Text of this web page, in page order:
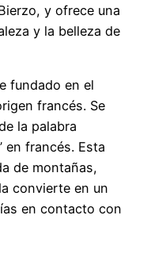
y ofrece una
y la belleza de
fundado en el
francés. Se
la palabra
en francés. Esta
de montañas,
convierte en un
en contacto con